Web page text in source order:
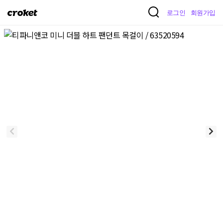
크
켓
로그인 회원가입